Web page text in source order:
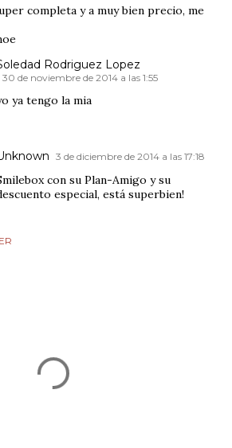
completa y a muy bien precio, me
Rodriguez Lopez
30 de noviembre de 2014 a las 1:55
ya tengo la mia
3 de diciembre de 2014 a las 17:18
con su Plan-Amigo y su
especial, está superbien!